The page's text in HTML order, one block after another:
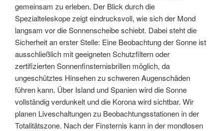
gemeinsam zu erleben. Der Blick durch die
Spezialteleskope zeigt eindrucksvoll, wie sich der Mond
langsam vor die Sonnenscheibe schiebt. Dabei steht die
Sicherheit an erster Stelle: Eine Beobachtung der Sonne ist
ausschließlich mit geeigneten Schutzfiltern oder
zertifizierten Sonnenfinsternisbrillen möglich, da
ungeschütztes Hinsehen zu schweren Augenschäden
führen kann. Über Island und Spanien wird die Sonne
vollständig verdunkelt und die Korona wird sichtbar. Wir
planen Liveschaltungen zu Beobachtungsstationen in der
Totalitätszone. Nach der Finsternis kann in der mondlosen